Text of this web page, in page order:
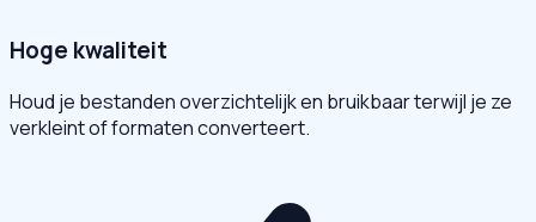
Hoge kwaliteit
Houd je bestanden overzichtelijk en bruikbaar terwijl je ze
verkleint of formaten converteert.